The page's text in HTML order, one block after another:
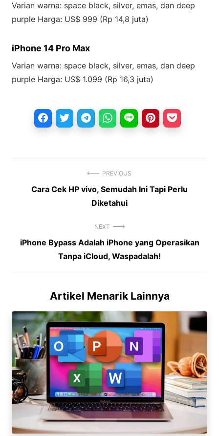
Varian warna: space black, silver, emas, dan deep
purple Harga: US$ 999 (Rp 14,8 juta)
iPhone 14 Pro Max
Varian warna: space black, silver, emas, dan deep
purple Harga: US$ 1.099 (Rp 16,3 juta)
Navigasi
PREVIOUS
Previous
Cara Cek HP vivo, Semudah Ini Tapi Perlu
Diketahui
NEXT
Next
iPhone Bypass Adalah iPhone yang Operasikan
Tanpa iCloud, Waspadalah!
Artikel Menarik Lainnya